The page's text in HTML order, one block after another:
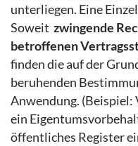
unterliegen. Eine
Soweit zwingende
betroffenen
finden die auf der
beruhenden
Anwendung. (Beispiel:
ein
öffentliches Register